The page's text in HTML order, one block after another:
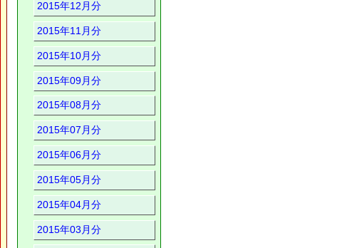
2015年12月分
2015年11月分
2015年10月分
2015年09月分
2015年08月分
2015年07月分
2015年06月分
2015年05月分
2015年04月分
2015年03月分